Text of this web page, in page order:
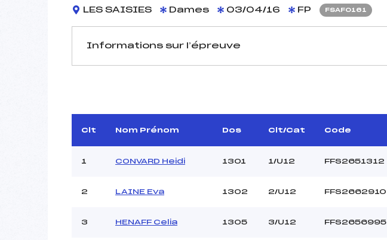
LES SAISIES Dames 03/04/16 FP FSAF0161
Informations sur l’épreuve
D.T Adjoint :
–
Dir. Epreuve :
GARCIA RUDY (SA)
Clt Nom Prénom Dos Clt/Cat Code
1 CONVARD Heidi 1301 1/U12 FFS2651312
2 LAINE Eva 1302 2/U12 FFS2662910
3 HENAFF Celia 1305 3/U12 FFS2656995